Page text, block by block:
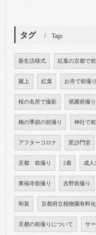
タグ Tags
新生活様式 紅葉の京都で
蹴上 紅葉 お寺で前撮り
桜の名所で撮影 祇園前撮り
梅の季節の前撮り 神社で
アフターコロナ 毘沙門堂
京都 前撮り 2着 成人
東福寺前撮り 吉野前撮り
和装 京都府立植物園有料化
京都の前撮りについて サ